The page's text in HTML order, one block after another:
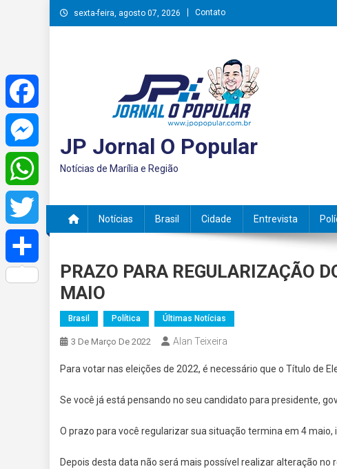
Skip
to
sexta-feira, agosto 07, 2026 Contato
JP Jornal O Popular
Notícias de Marília e Região
Notícias Brasil Cidade Entrevista
PRAZO PARA REGULARIZAÇÃO
MAIO
Brasil Política Últimas Notícias
3 De Março De 2022 Alan Teixeira
Para votar nas eleições de 2022, é necessário que o Título de
Se você já está pensando no seu candidato para presidente,
O prazo para você regularizar sua situação termina em 4
Depois desta data não será mais possível realizar alteração
Facebook
Messenger
WhatsApp
Twitter
Share